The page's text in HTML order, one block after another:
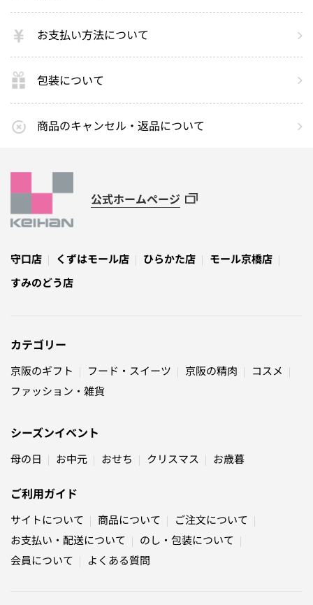
お支払い方法について
包装について
商品のキャンセル・返品について
公式ホームページ
守口店 くずはモール店 ひらかた店
モール京橋店
すみのどう店
カテゴリー
京阪のギフト フード・スイーツ 京阪の精肉
コスメ
ファッション・雑貨
シーズンイベント
母の日 お中元 おせち クリスマス お歳暮
ご利用ガイド
サイトについて 商品について
ご注文について
お支払い・配送について
のし・包装について
会員について
よくある質問